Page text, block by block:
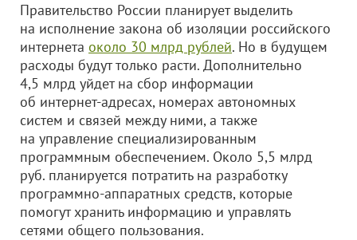
Правительство России планирует выделить
на исполнение закона об изоляции российского
интернета около 30 млрд рублей. Но в будущем
расходы будут только расти. Дополнительно
4,5 млрд уйдет на сбор информации
об интернет-адресах, номерах автономных
систем и связей между ними, а также
на управление специализированным
программным обеспечением. Около 5,5 млрд
руб. планируется потратить на разработку
программно-аппаратных средств, которые
помогут хранить информацию и управлять
сетями общего пользования.